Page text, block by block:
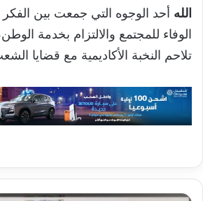
الله أحد الوجوه التي جمعت بين
الوفاء للمجتمع والالتزام بخدمة
تلاحم النخبة الأكاديمية مع قضايا